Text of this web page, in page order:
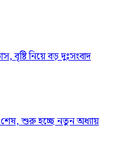
বৃষ্টি নিয়ে বড় দুঃসংবাদ
শেষ, শুরু হচ্ছে নতুন অধ্যায়